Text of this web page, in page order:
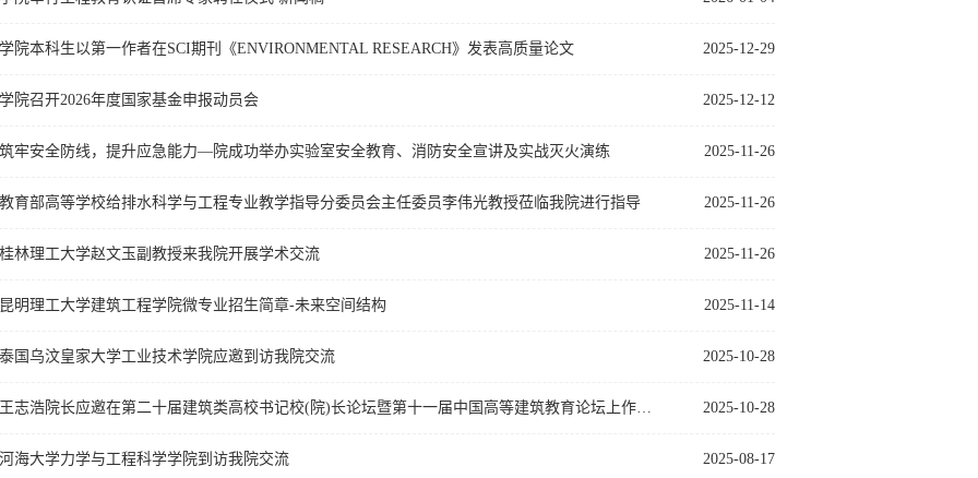
2025-12-29
学院本科生以第一作者在SCI期刊《ENVIRONMENTAL RESEARCH》发表高质量论文
2025-12-12
学院召开2026年度国家基金申报动员会
2025-11-26
筑牢安全防线，提升应急能力—院成功举办实验室安全教育、消防安全宣讲及实战灭火演练
2025-11-26
教育部高等学校给排水科学与工程专业教学指导分委员会主任委员李伟光教授莅临我院进行指导
2025-11-26
桂林理工大学赵文玉副教授来我院开展学术交流
2025-11-14
昆明理工大学建筑工程学院微专业招生简章-未来空间结构
2025-10-28
泰国乌汶皇家大学工业技术学院应邀到访我院交流
2025-10-28
王志浩院长应邀在第二十届建筑类高校书记校(院)长论坛暨第十一届中国高等建筑教育论坛上作报告
2025-08-17
河海大学力学与工程科学学院到访我院交流